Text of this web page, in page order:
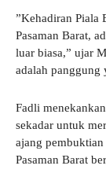
​”Kehadiran Piala
Pasaman Barat,
luar biasa,” ujar
adalah panggung
​Fadli
sekadar untuk
ajang
Pasaman Barat